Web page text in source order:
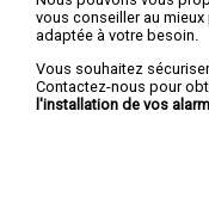
vous conseiller au
adaptée à votre besoin.
Vous souhaitez
Contactez-nous pour
l'installation de vos